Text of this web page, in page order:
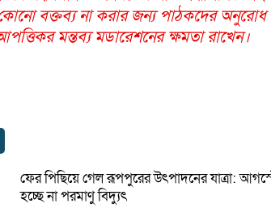
বক্তব্য না করার জন্য পাঠকদের
মন্তব্য মডারেশনের ক্ষমতা রাখেন।
ফের পিছিয়ে গেল রূপপুরের উৎপাদনের যাত্রা:
হচ্ছে না পরমাণু বিদ্যুৎ